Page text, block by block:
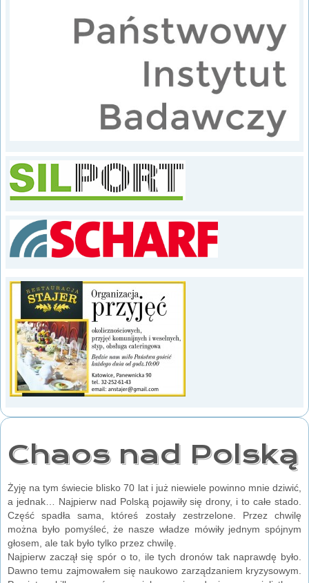
Chaos nad Polską
Żyję na tym świecie blisko 70 lat i już niewiele powinno mnie dziwić,
a jednak… Najpierw nad Polską pojawiły się drony, i to całe stado.
Część spadła sama, któreś zostały zestrzelone. Przez chwilę
można było pomyśleć, że nasze władze mówiły jednym spójnym
głosem, ale tak było tylko przez chwilę.
Najpierw zaczął się spór o to, ile tych dronów tak naprawdę było.
Dawno temu zajmowałem się naukowo zarządzaniem kryzysowym.